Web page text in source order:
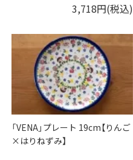
3,718円(税込)
「VENA」プレート 19cm【りんご
×はりねずみ】